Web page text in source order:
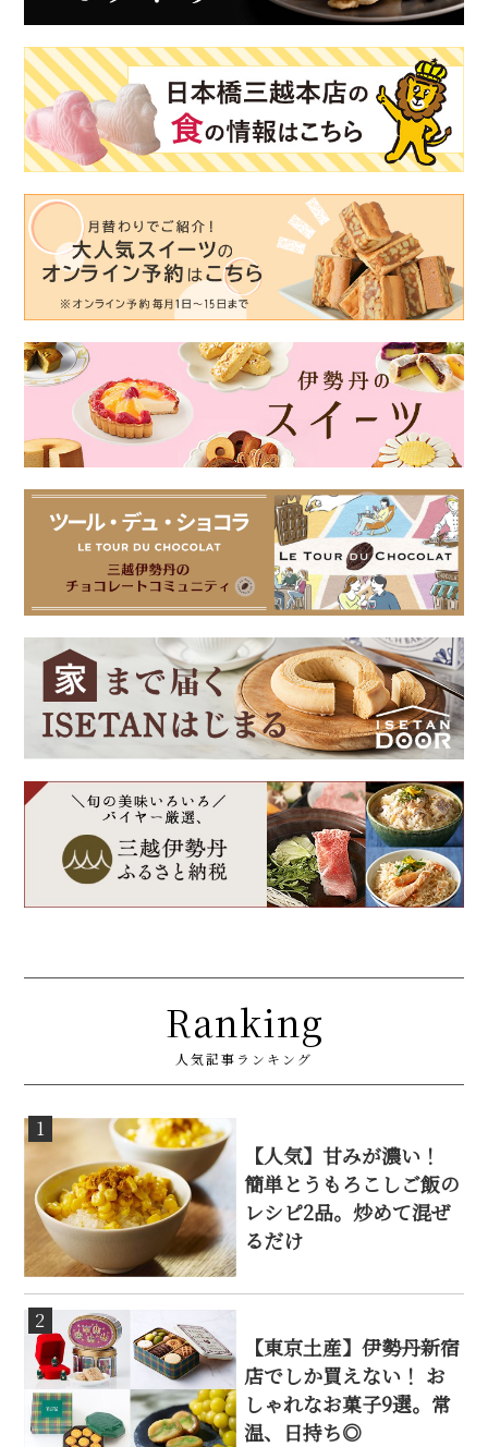
Ranking
人気記事ランキング
1
【人気】甘みが濃い！
簡単とうもろこしご飯の
レシピ2品。炒めて混ぜ
るだけ
2
【東京土産】伊勢丹新宿
店でしか買えない！ お
しゃれなお菓子9選。常
温、日持ち◎